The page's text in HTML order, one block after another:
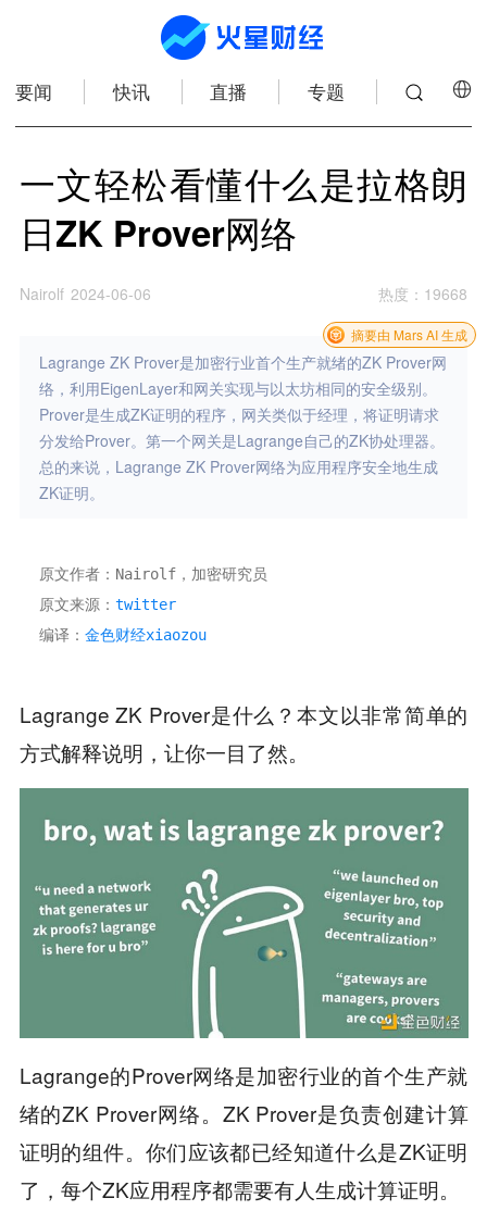
要闻 快讯 直播 专题
一文轻松看懂什么是拉格朗
日ZK Prover网络
Nairolf 2024-06-06 热度 ： 19668
Lagrange ZK Prover是加密行业首个生产就绪的ZK Prover网
络，利用EigenLayer和网关实现与以太坊相同的安全级别。
Prover是生成ZK证明的程序，网关类似于经理，将证明请求
分发给Prover。第一个网关是Lagrange自己的ZK协处理器。
总的来说，Lagrange ZK Prover网络为应用程序安全地生成
ZK证明。
摘要由 Mars AI 生成
原文作者：Nairolf，加密研究员
原文来源： twitter
编译： 金色财经xiaozou
Lagrange ZK Prover是什么？本文以非常简单的
方式解释说明，让你一目了然。
Lagrange的Prover网络是加密行业的首个生产就
绪的ZK Prover网络。ZK Prover是负责创建计算
证明的组件。你们应该都已经知道什么是ZK证明
了，每个ZK应用程序都需要有人生成计算证明。